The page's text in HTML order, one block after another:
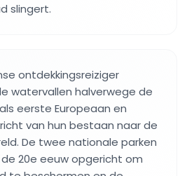
slingert.
ontdekkingsreiziger
watervallen halverwege de
eerste Europeaan en
van hun bestaan naar de
De twee nationale parken
20e eeuw opgericht om